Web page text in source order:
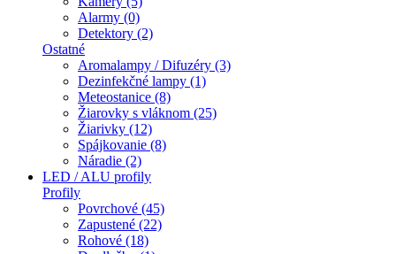
Alarmy (0)
Detektory (2)
Ostatné
Aromalampy / Difuzéry (3)
Dezinfekčné lampy (1)
Meteostanice (8)
Žiarovky s vláknom (25)
Žiarivky (12)
Spájkovanie (8)
Náradie (2)
LED / ALU profily
Profily
Povrchové (45)
Zapustené (22)
Rohové (18)